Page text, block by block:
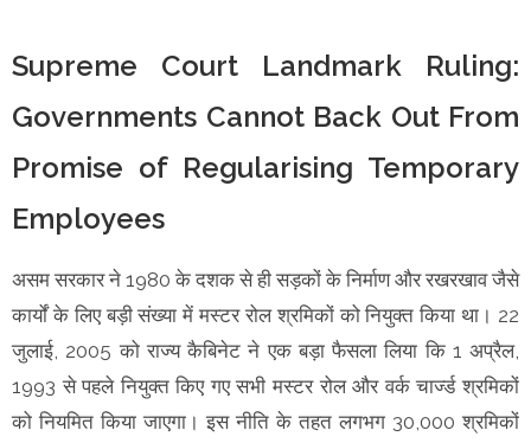
Supreme Court Landmark Ruling:
Governments Cannot Back Out From
Promise of Regularising Temporary
Employees
असम सरकार ने 1980 के दशक से ही सड़कों के निर्माण और रखरखाव जैसे
कार्यों के लिए बड़ी संख्या में मस्टर रोल श्रमिकों को नियुक्त किया था। 22
जुलाई, 2005 को राज्य कैबिनेट ने एक बड़ा फैसला लिया कि 1 अप्रैल,
1993 से पहले नियुक्त किए गए सभी मस्टर रोल और वर्क चार्ज्ड श्रमिकों
को नियमित किया जाएगा। इस नीति के तहत लगभग 30,000 श्रमिकों